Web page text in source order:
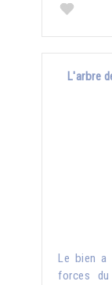
L'arbre
Le bien a
forces